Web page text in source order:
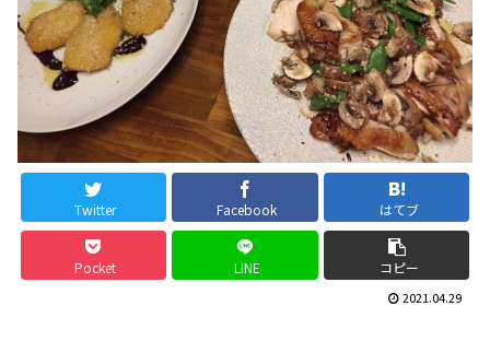
Twitter Facebook はてブ
Pocket LINE コピー
2021.04.29